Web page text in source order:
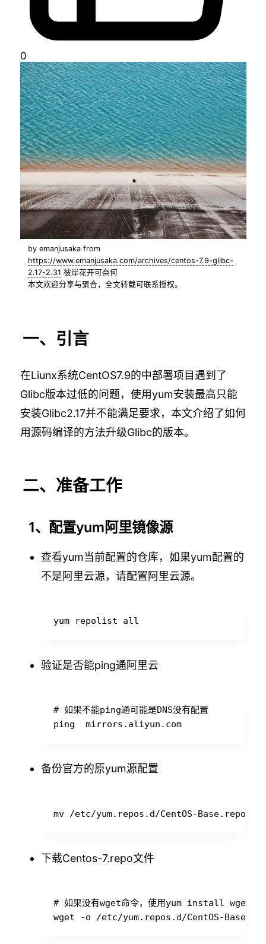
0
by emanjusaka from
https://www.emanjusaka.com/archives/centos-7.9-glibc-
2.17-2.31 彼岸花开可奈何
本文欢迎分享与聚合，全文转载可联系授权。
一、引言
在Liunx系统CentOS7.9的中部署项目遇到了
Glibc版本过低的问题，使用yum安装最高只能
安装Glibc2.17并不能满足要求，本文介绍了如何
用源码编译的方法升级Glibc的版本。
二、准备工作
1、配置yum阿里镜像源
查看yum当前配置的仓库，如果yum配置的
不是阿里云源，请配置阿里云源。
验证是否能ping通阿里云
# 如果不能ping通可能是DNS没有配置
ping  mirrors.aliyun.com
备份官方的原yum源配置
下载Centos-7.repo文件
# 如果没有wget命令，使用yum install wget进